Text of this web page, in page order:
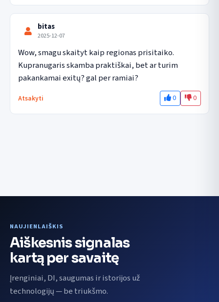
bitas
2025-12-07
Wow, smagu skaityt kaip regionas prisitaiko.
Kupranugaris skamba praktiškai, bet ar turim
pakankamai exitų? gal per ramiai?
Atsakyti 0 0
NAUJIENLAIŠKIS
Aiškesnis signalas
kartą per savaitę
Įrenginiai, DI, saugumas ir istorijos už
technologijų — be triukšmo.